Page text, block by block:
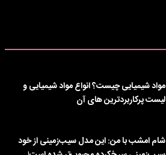
مواد شیمیایی چیست؟ انواع مواد شیمیایی و
لیست پرکاربردترین‌ های آن
شام امشب با من: این مدل سیب‌زمینی از خود